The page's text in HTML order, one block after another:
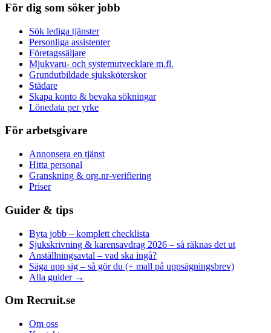
För dig som söker jobb
Sök lediga tjänster
Personliga assistenter
Företagssäljare
Mjukvaru- och systemutvecklare m.fl.
Grundutbildade sjuksköterskor
Städare
Skapa konto & bevaka sökningar
Lönedata per yrke
För arbetsgivare
Annonsera en tjänst
Hitta personal
Granskning & org.nr-verifiering
Priser
Guider & tips
Byta jobb – komplett checklista
Sjukskrivning & karensavdrag 2026 – så räknas det ut
Anställningsavtal – vad ska ingå?
Säga upp sig – så gör du (+ mall på uppsägningsbrev)
Alla guider →
Om Recruit.se
Om oss